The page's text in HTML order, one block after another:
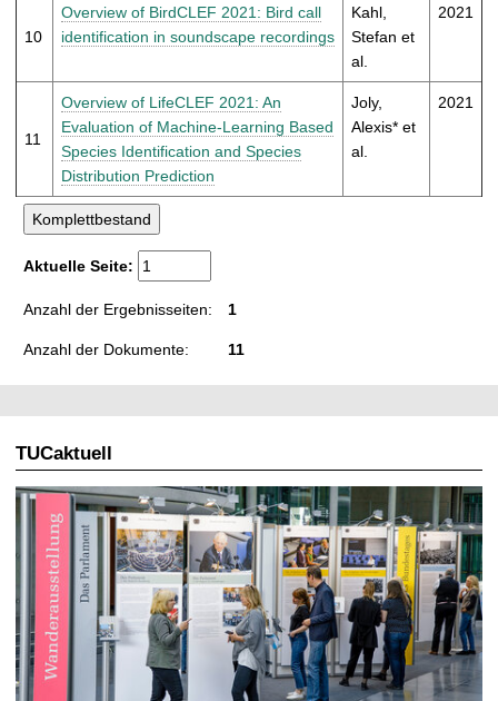
10
Overview of BirdCLEF 2021: Bird call
identification in soundscape recordings
Kahl,
Stefan et
al.
2021
11
Overview of LifeCLEF 2021: An
Evaluation of Machine-Learning Based
Species Identification and Species
Distribution Prediction
Joly,
Alexis* et
al.
2021
Aktuelle Seite:
Anzahl der Ergebnisseiten: 1
Anzahl der Dokumente: 11
TUCaktuell